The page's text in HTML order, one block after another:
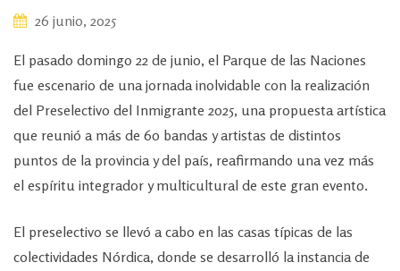
26 junio, 2025
El pasado domingo 22 de junio, el Parque de las Naciones
fue escenario de una jornada inolvidable con la realización
del Preselectivo del Inmigrante 2025, una propuesta artística
que reunió a más de 60 bandas y artistas de distintos
puntos de la provincia y del país, reafirmando una vez más
el espíritu integrador y multicultural de este gran evento.
El preselectivo se llevó a cabo en las casas típicas de las
colectividades Nórdica, donde se desarrolló la instancia de